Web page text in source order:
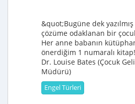
&quot;Bugüne dek
çözüme odaklanan bir
Her anne babanın
önerdiğim 1 numaralı
Dr. Louise Bates (Çocuk
Müdürü)
Engel Türleri